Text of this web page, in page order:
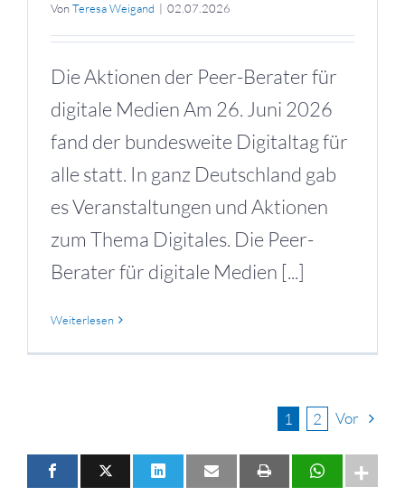
VonTeresa Weigand | 02.07.2026
Die Aktionen der Peer-Berater für
digitale Medien Am 26. Juni 2026
fand der bundesweite Digitaltag für
alle statt. In ganz Deutschland gab
es Veranstaltungen und Aktionen
zum Thema Digitales. Die Peer-
Berater für digitale Medien [...]
Weiterlesen
1 2 Vor